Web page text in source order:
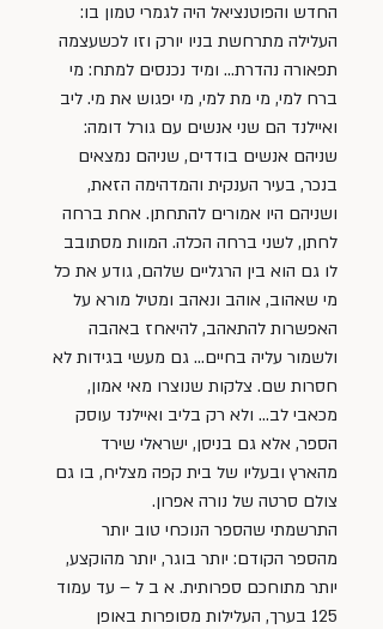
החדש והפוטנציאל היה לגמרי טמון בו:
העלילה מתרחשת בניו יורק וזו לכשעצמה
תפאורה נהדרת… ומיד נכנסים למתח: מי
ברח למי, מי מת למי, מי יפגוש את מי. ליב
ואיילנד הם שני אנשים עם גורל דומה:
שניהם אנשים בודדים, שניהם נמצאים
בנכר, בעיר הענקית והמדהימה הזאת,
ושניהם היו אמורים להתחתן. אחת ברחה
לחתן, לשני ברחה הכלה. המוות מסתובב
לו גם הוא בין הרגליים שלהם, גודע את כל
מי שאהוב, אוהב ונאהב ומטיל מורא על
האפשרות להתאהב, להיאחז באהבה
ולשמור עליה בחיים… גם מעשי בגידות לא
חסרות שם. צלקות שנוצרו מאי אמון,
מכאבי לב… ולא רק בליב ואיילנד עוסק
הספר, אלא גם בניסן, ישראלי שירד
מהארץ ובעליו של בית קפה מצליח, בו גם
צולם סרטה של נורה אפרון.
התרשמתי שהספר הנוכחי טוב יותר
מהספר הקודם: יותר בוגר, יותר מהוקצע,
יותר מתוחכם ספרותית. א ב ל – עד עמוד
125 בערך, העלילות מסופרות באופן